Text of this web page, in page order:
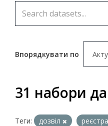
Впорядкувати по
31 набори
Теги: дозвіл